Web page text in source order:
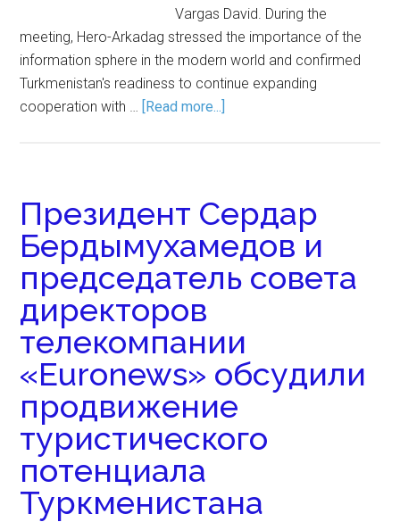
Vargas David. During the
meeting, Hero-Arkadag stressed the importance of the
information sphere in the modern world and confirmed
Turkmenistan's readiness to continue expanding
cooperation with … [Read more...]
Президент Сердар
Бердымухамедов и
председатель совета
директоров
телекомпании
«Euronews» обсудили
продвижение
туристического
потенциала
Туркменистана